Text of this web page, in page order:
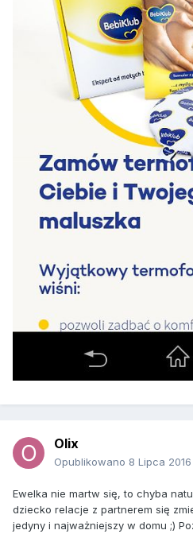
Olix
Opublikowano 8 Lipca 2016
Ewelka nie martw się, to chyba
dziecko relacje z partnerem się
jedyny i najważniejszy w domu ;)